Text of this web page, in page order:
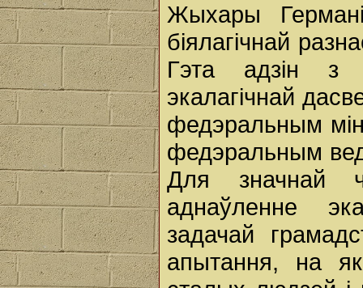
Жыхары
біялагічнай
Гэта адзін з
экалагічнай
федэральным
федэральным
Для значнай
аднаўленне
задачай
апытання, на